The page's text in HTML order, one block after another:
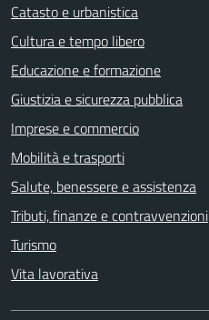
Catasto e urbanistica
Cultura e tempo libero
Educazione e formazione
Giustizia e sicurezza pubblica
Imprese e commercio
Mobilità e trasporti
Salute, benessere e assistenza
Tributi, finanze e contravvenzioni
Turismo
Vita lavorativa